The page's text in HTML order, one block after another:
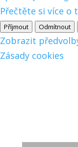
Přečtěte si více o
Příjmout Odmítnout
Zobrazit
Zásady cookies